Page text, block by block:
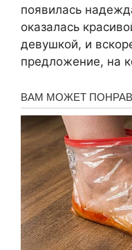
появилась
оказалась
девушкой, и
предложение, на